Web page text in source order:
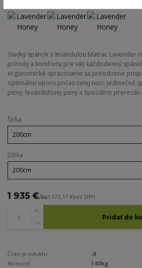
Sladký spánok s levanduľou Matrac Lavender
prírody a komfortu pre váš každodenný
ergonomické spracovanie sa prirodzene
optimálnu oporu počas celej noci. Jedinečné
peny, levanduľovej peny a špeciálne
Šírka
Dĺžka
1 935 €/ks1 573,17 €bez DPH
Pridať do
Číslo produktu:
-8
Nosnosť:
140kg